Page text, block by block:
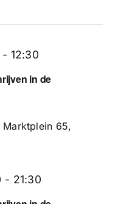
in de
- 12:30
Marktplein 65,
- 21:30